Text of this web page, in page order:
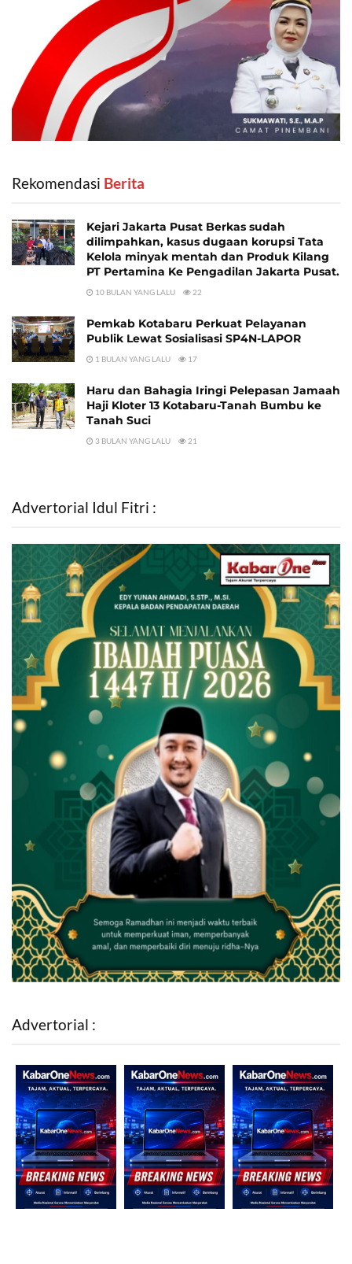
Rekomendasi ‎ Berita
Kejari Jakarta Pusat Berkas sudah
dilimpahkan, kasus dugaan korupsi Tata
Kelola minyak mentah dan Produk Kilang
PT Pertamina Ke Pengadilan Jakarta Pusat.
10 BULAN YANG LALU 22
Pemkab Kotabaru Perkuat Pelayanan
Publik Lewat Sosialisasi SP4N-LAPOR
1 BULAN YANG LALU 17
Haru dan Bahagia Iringi Pelepasan Jamaah
Haji Kloter 13 Kotabaru-Tanah Bumbu ke
Tanah Suci
3 BULAN YANG LALU 21
Advertorial Idul Fitri :
Advertorial :